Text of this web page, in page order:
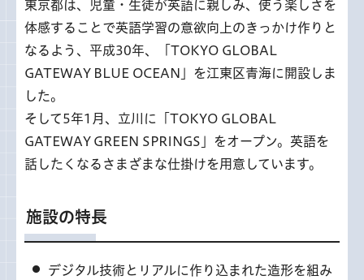
東京都は、児童・生徒が英語に親しみ、使う楽しさを
体感することで英語学習の意欲向上のきっかけ作りと
なるよう、平成30年、「TOKYO GLOBAL
GATEWAY BLUE OCEAN」を江東区青海に開設しま
した。
そして5年1月、立川に「TOKYO GLOBAL
GATEWAY GREEN SPRINGS」をオープン。英語を
話したくなるさまざまな仕掛けを用意しています。
施設の特長
デジタル技術とリアルに作り込まれた造形を組み